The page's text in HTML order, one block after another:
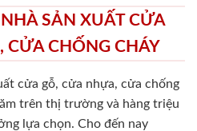
SẢN XUẤT CỬA
CỬA CHỐNG CHÁY
cửa gỗ, cửa nhựa, cửa chống
trên thị trường và hàng triệu
lựa chọn. Cho đến nay